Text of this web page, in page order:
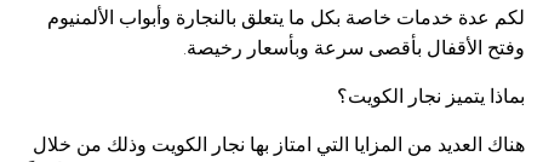
لكم عدة خدمات خاصة بكل ما يتعلق بالنجارة وأبواب الألمنيوم
وفتح الأقفال بأقصى سرعة وبأسعار رخيصة.
بماذا يتميز نجار الكويت؟
هناك العديد من المزايا التي امتاز بها نجار الكويت وذلك من خلال